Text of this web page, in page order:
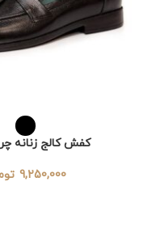
کفش کالج زنانه
9,250,000